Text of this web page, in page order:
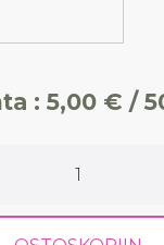
: 5,00 € /